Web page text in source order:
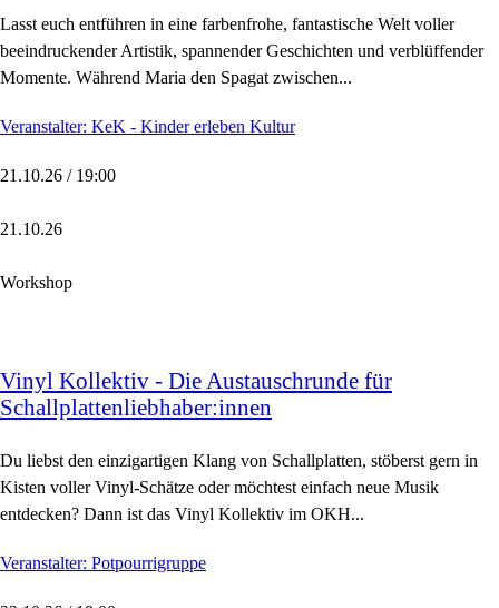
Lasst euch entführen in eine farbenfrohe, fantastische Welt voller
beeindruckender Artistik, spannender Geschichten und verblüffender
Momente. Während Maria den Spagat zwischen...
Veranstalter: KeK - Kinder erleben Kultur
21.10.26 / 19:00
21.10.26
Workshop
Vinyl Kollektiv - Die Austauschrunde für
Schallplattenliebhaber:innen
Du liebst den einzigartigen Klang von Schallplatten, stöberst gern in
Kisten voller Vinyl-Schätze oder möchtest einfach neue Musik
entdecken? Dann ist das Vinyl Kollektiv im OKH...
Veranstalter: Potpourrigruppe